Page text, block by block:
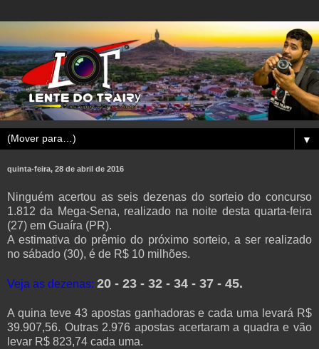
▼
quinta-feira, 28 de abril de 2016
Ninguém acertou as seis dezenas do sorteio do concurso
1.812 da Mega-Sena, realizado na noite desta quarta-feira
(27) em Guaíra (PR).
A estimativa do prêmio do próximo sorteio, a ser realizado
no sábado (30), é de R$ 10 milhões.
Veja as dezenas: 20 - 23 - 32 - 34 - 37 - 45.
A quina teve 43 apostas ganhadoras e cada uma levará R$
39.907,56. Outras 2.976 apostas acertaram a quadra e vão
levar R$ 823,74 cada uma.